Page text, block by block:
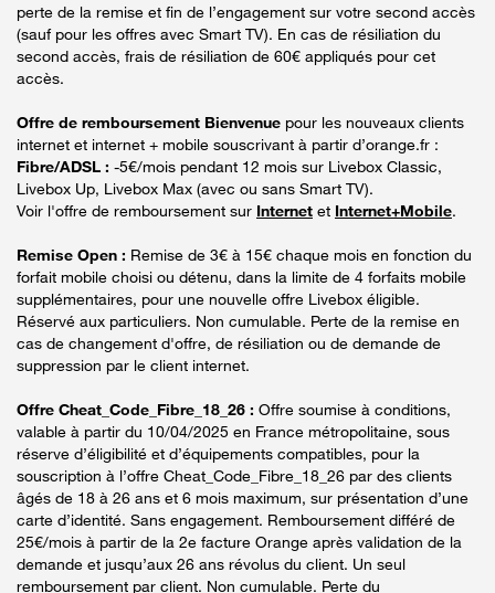
perte de la remise et fin de l’engagement sur votre second accès
(sauf pour les offres avec Smart TV). En cas de résiliation du
second accès, frais de résiliation de 60€ appliqués pour cet
accès.
Offre de remboursement Bienvenue pour les nouveaux clients
internet et internet + mobile souscrivant à partir d’orange.fr :
Fibre/ADSL : -5€/mois pendant 12 mois sur Livebox Classic,
Livebox Up, Livebox Max (avec ou sans Smart TV).
Voir l'offre de remboursement sur Internet et Internet+Mobile.
Remise Open : Remise de 3€ à 15€ chaque mois en fonction du
forfait mobile choisi ou détenu, dans la limite de 4 forfaits mobile
supplémentaires, pour une nouvelle offre Livebox éligible.
Réservé aux particuliers. Non cumulable. Perte de la remise en
cas de changement d'offre, de résiliation ou de demande de
suppression par le client internet.
Offre Cheat_Code_Fibre_18_26 : Offre soumise à conditions,
valable à partir du 10/04/2025 en France métropolitaine, sous
réserve d’éligibilité et d’équipements compatibles, pour la
souscription à l’offre Cheat_Code_Fibre_18_26 par des clients
âgés de 18 à 26 ans et 6 mois maximum, sur présentation d’une
carte d’identité. Sans engagement. Remboursement différé de
25€/mois à partir de la 2e facture Orange après validation de la
demande et jusqu’aux 26 ans révolus du client. Un seul
remboursement par client. Non cumulable. Perte du